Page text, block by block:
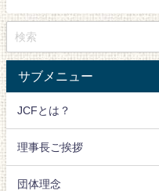
サブメニュー
JCFとは？
理事長ご挨拶
団体理念